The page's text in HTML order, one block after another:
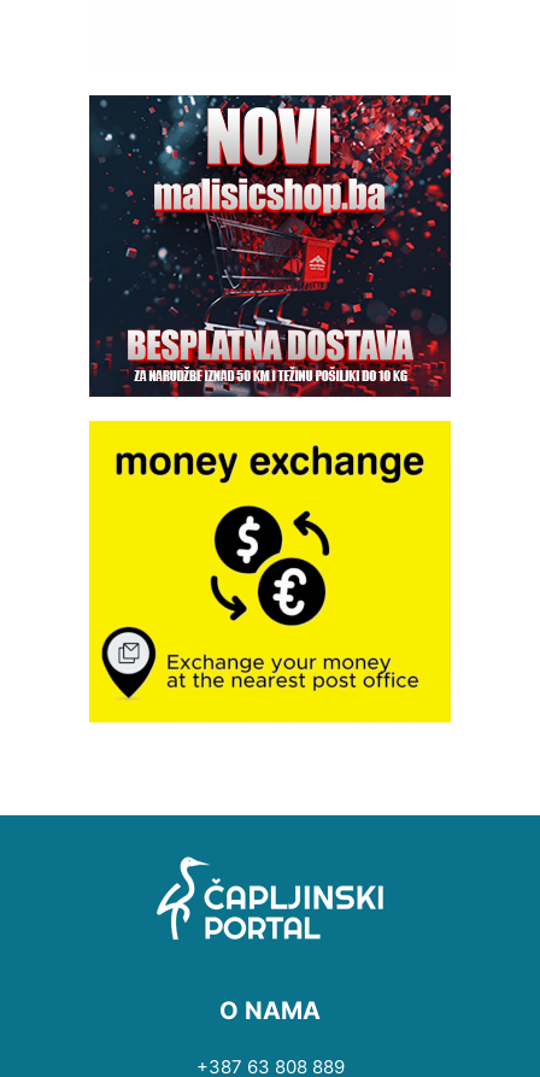
O NAMA
+387 63 808 889